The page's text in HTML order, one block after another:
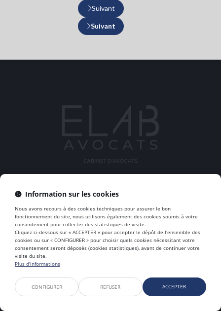
45 Rue Sainte Geneviève,, 69006 LYON
Tél :06 63 45 47 20
Contactez nous
Mentions légales Plan du site
RDV en ligne
Liens utiles
Articles
Septeo Digital & Services © 2023
Information sur les cookies
Nous avons recours à des cookies techniques pour assurer le bon
fonctionnement du site, nous utilisons également des cookies soumis à votre
consentement pour collecter des statistiques de visite.
Cliquez ci-dessous sur « ACCEPTER » pour accepter le dépôt de l'ensemble des
cookies ou sur « CONFIGURER » pour choisir quels cookies nécessitant votre
consentement seront déposés (cookies statistiques), avant de continuer votre
visite du site.
Plus d'informations
CONFIGURER REFUSER ACCEPTER